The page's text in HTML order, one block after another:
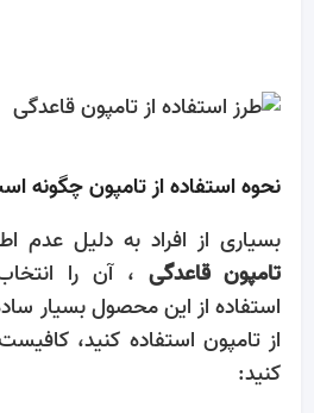
نحوه استفاده از تامپون چگونه
بسیاری از افراد به دلیل عدم
تامپون قاعدگی ، آن را
استفاده از این محصول بسیار
از تامپون استفاده کنید،
کنید: